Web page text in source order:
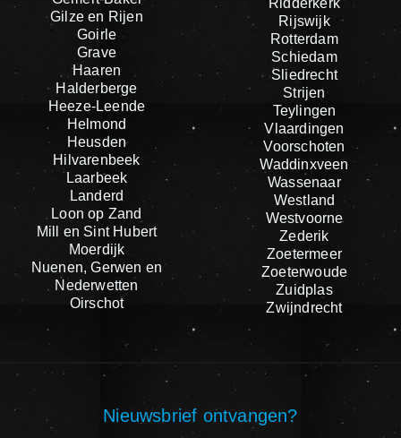
Gilze en Rijen
Goirle
Grave
Haaren
Halderberge
Heeze-Leende
Helmond
Heusden
Hilvarenbeek
Laarbeek
Landerd
Loon op Zand
Mill en Sint Hubert
Moerdijk
Nuenen, Gerwen en
Nederwetten
Oirschot
Ridderkerk
Rijswijk
Rotterdam
Schiedam
Sliedrecht
Strijen
Teylingen
Vlaardingen
Voorschoten
Waddinxveen
Wassenaar
Westland
Westvoorne
Zederik
Zoetermeer
Zoeterwoude
Zuidplas
Zwijndrecht
Nieuwsbrief ontvangen?